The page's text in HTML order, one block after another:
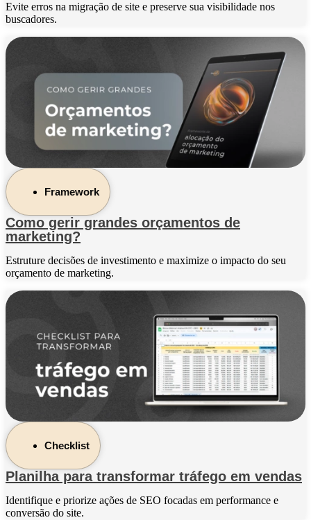
Evite erros na migração de site e preserve sua visibilidade nos
buscadores.
Framework
Como gerir grandes orçamentos de
marketing?
Estruture decisões de investimento e maximize o impacto do seu
orçamento de marketing.
Checklist
Planilha para transformar tráfego em vendas
Identifique e priorize ações de SEO focadas em performance e
conversão do site.